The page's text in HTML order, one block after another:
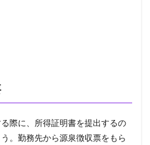
際に、所得証明書を提出するの
。勤務先から源泉徴収票をもら